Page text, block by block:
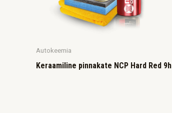
Autokeemia
Keraamiline pinnakate NCP Hard Red 9h